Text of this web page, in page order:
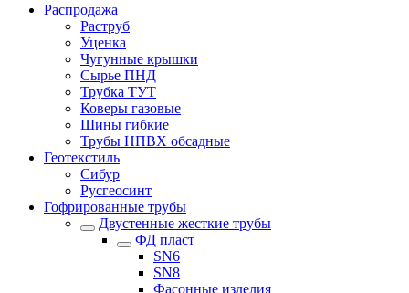
Распродажа
Раструб
Уценка
Чугунные крышки
Сырье ПНД
Трубка ТУТ
Коверы газовые
Шины гибкие
Трубы НПВХ обсадные
Геотекстиль
Сибур
Русгеосинт
Гофрированные трубы
Двустенные жесткие трубы
ФД пласт
SN6
SN8
Фасонные изделия